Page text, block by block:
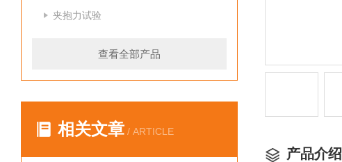
夹抱力试验
查看全部产品
相关文章 / ARTICLE
产品介绍